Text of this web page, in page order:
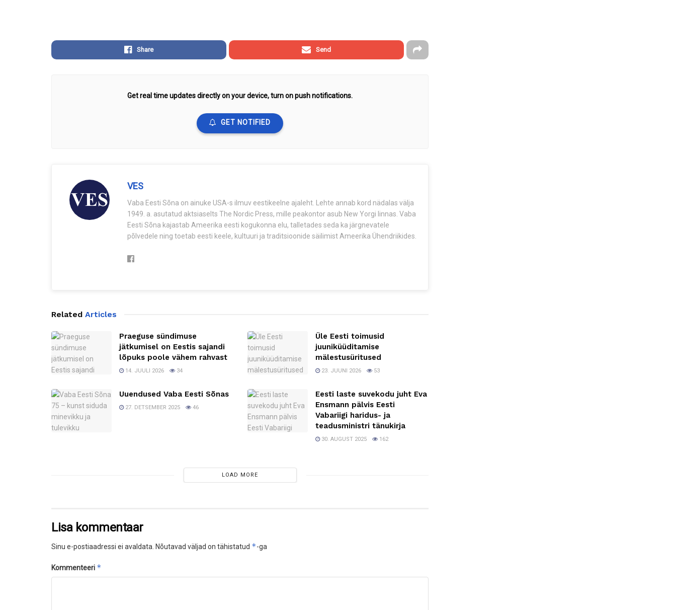
Share Send
Get real time updates directly on your device, turn on push notifications.
GET NOTIFIED
VES
Vaba Eesti Sõna on ainuke USA-s ilmuv eestikeelne ajaleht. Lehte annab kord nädalas välja
1949. a. asutatud aktsiaselts The Nordic Press, mille peakontor asub New Yorgi linnas. Vaba
Eesti Sõna kajastab Ameerika eesti kogukonna elu, talletades seda ka järgnevatele
põlvedele ning toetab eesti keele, kultuuri ja traditsioonide säilimist Ameerika Ühendriikides.
Related Articles
Praeguse sündimuse
jätkumisel on Eestis sajandi
lõpuks poole vähem rahvast
14. JUULI 2026 34
Üle Eesti toimusid
juuniküüditamise
mälestusüritused
23. JUUNI 2026 53
Uuendused Vaba Eesti Sõnas
27. DETSEMBER 2025 46
Eesti laste suvekodu juht Eva
Ensmann pälvis Eesti
Vabariigi haridus- ja
teadusministri tänukirja
30. AUGUST 2025 162
LOAD MORE
Lisa kommentaar
Sinu e-postiaadressi ei avaldata. Nõutavad väljad on tähistatud *-ga
Kommenteeri *